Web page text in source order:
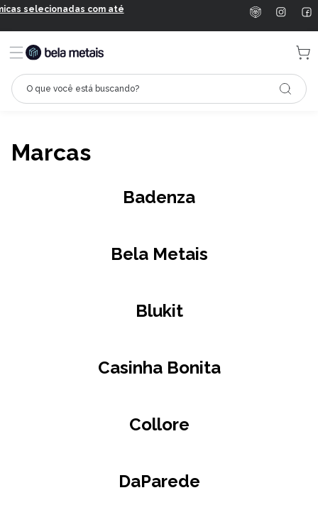
Marcas
Badenza
Bela Metais
Blukit
Casinha Bonita
Collore
DaParede